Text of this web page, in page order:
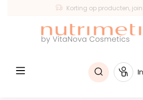
Korting op producten, join